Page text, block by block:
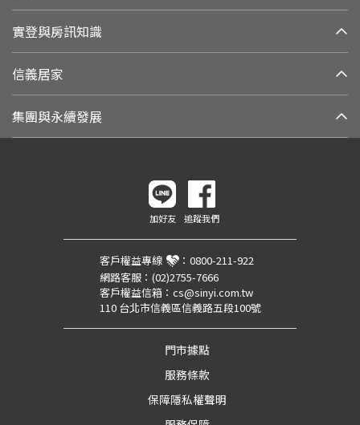
實登與房訊知識
信義居家
集團與永續發展
加好友 追蹤我們
客戶權益專線 ： 0800-211-922
網路客服： (02)2755-7666
客戶權益信箱： cs@sinyi.com.tw
110 台北市信義區信義路五段100號
門市據點
服務條款
保障隱私權聲明